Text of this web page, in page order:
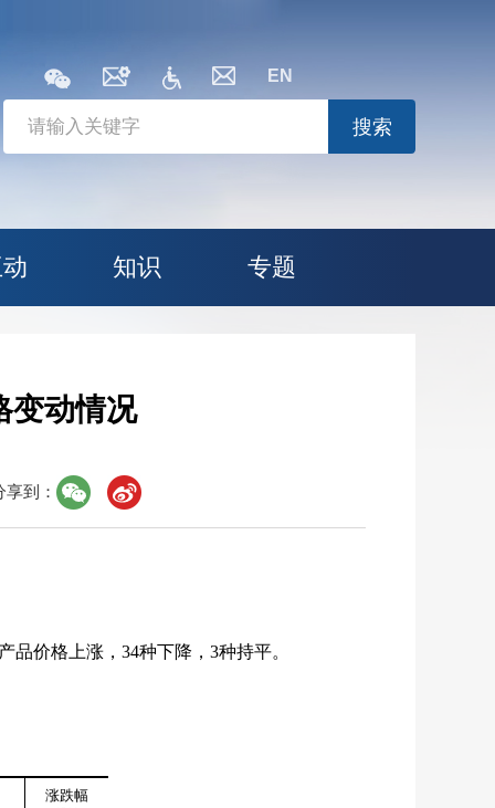
EN
搜索
知识 专题
变动情况
享到：
品价格上涨， 34种下降， 3种持平。
涨跌幅